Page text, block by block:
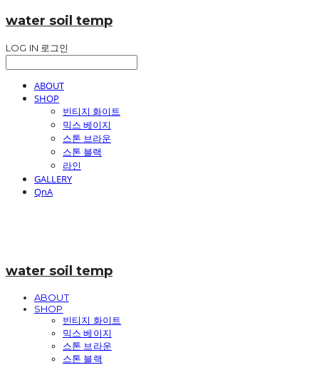
water soil temp
LOG IN 로그인
ABOUT
SHOP
빈티지 화이트
믹스 베이지
스톤 브라운
스톤 블랙
라인
GALLERY
QnA
water soil temp
ABOUT
SHOP
빈티지 화이트
믹스 베이지
스톤 브라운
스톤 블랙